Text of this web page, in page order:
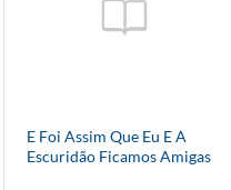
E Foi Assim Que Eu E A
Escuridão Ficamos Amigas